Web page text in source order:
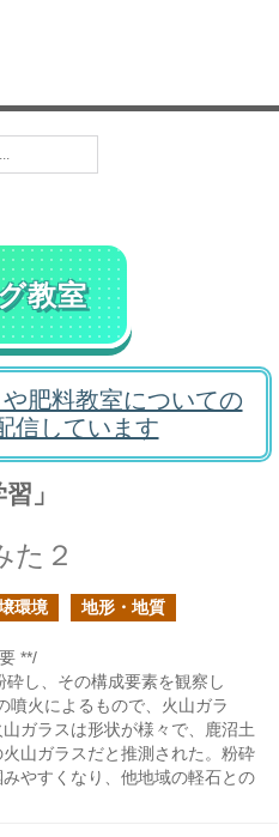
教室
肥料教室についての
信しています
」
た２
環境 地形・地質
**/
し、その構成要素を観察し
噴火によるもので、火山ガラ
ガラスは形状が様々で、鹿沼土
山ガラスだと推測された。粉砕
やすくなり、他地域の軽石との